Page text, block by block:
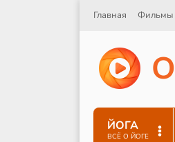
Главная Фильмы
O
ЙОГА
ВСЁ О ЙОГЕ